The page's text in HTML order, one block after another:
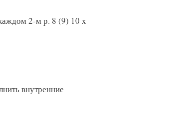
2-м р. 8 (9) 10 х
внутренние